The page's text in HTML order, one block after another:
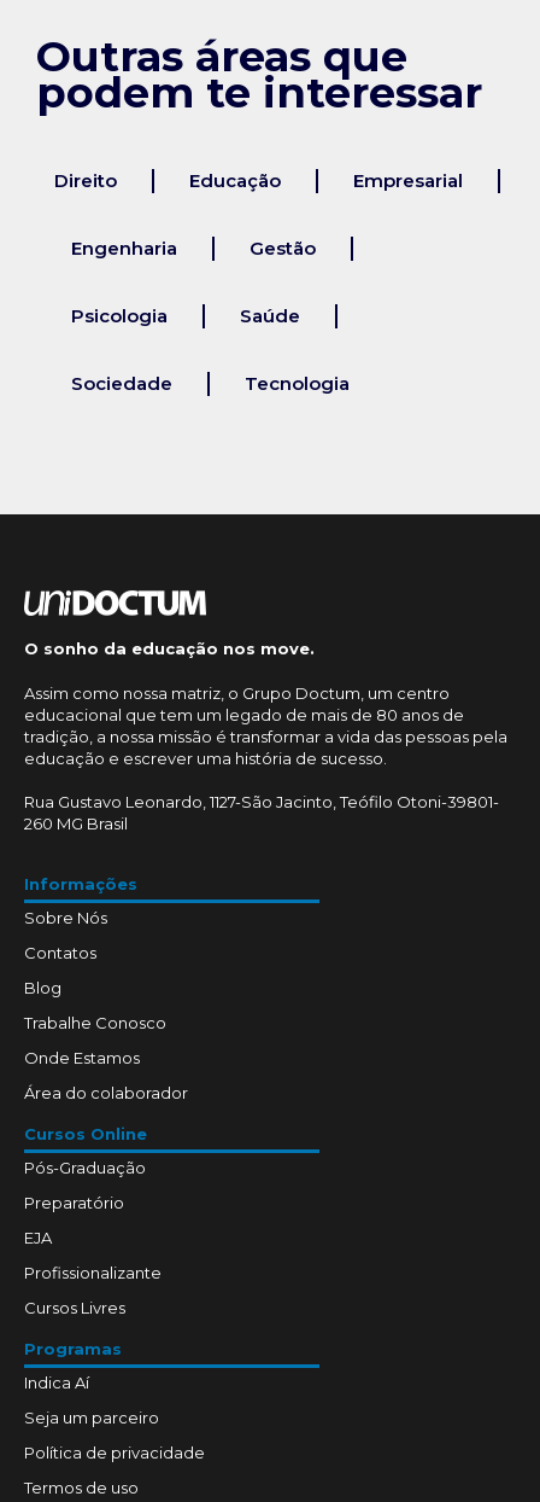
Outras áreas que
podem te interessar
Direito Educação Empresarial
Engenharia Gestão
Psicologia Saúde
Sociedade Tecnologia
O sonho da educação nos move.
Assim como nossa matriz, o Grupo Doctum, um centro
educacional que tem um legado de mais de 80 anos de
tradição, a nossa missão é transformar a vida das pessoas pela
educação e escrever uma história de sucesso.
Rua Gustavo Leonardo, 1127-São Jacinto, Teófilo Otoni-39801-
260 MG Brasil
Informações
Sobre Nós
Contatos
Blog
Trabalhe Conosco
Onde Estamos
Área do colaborador
Cursos Online
Pós-Graduação
Preparatório
EJA
Profissionalizante
Cursos Livres
Programas
Indica Aí
Seja um parceiro
Política de privacidade
Termos de uso